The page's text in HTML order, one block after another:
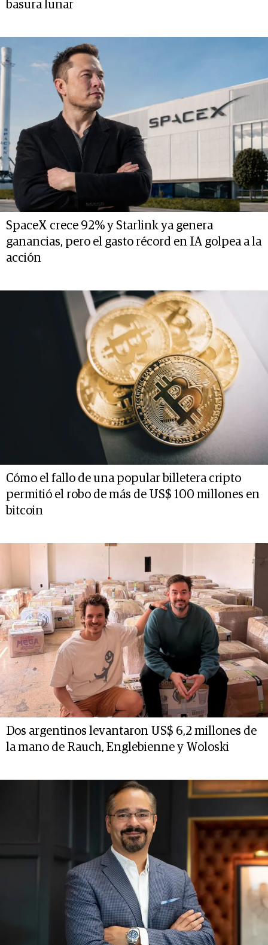
basura lunar
SpaceX crece 92% y Starlink ya genera
ganancias, pero el gasto récord en IA golpea a la
acción
Cómo el fallo de una popular billetera cripto
permitió el robo de más de US$ 100 millones en
bitcoin
Dos argentinos levantaron US$ 6,2 millones de
la mano de Rauch, Englebienne y Woloski